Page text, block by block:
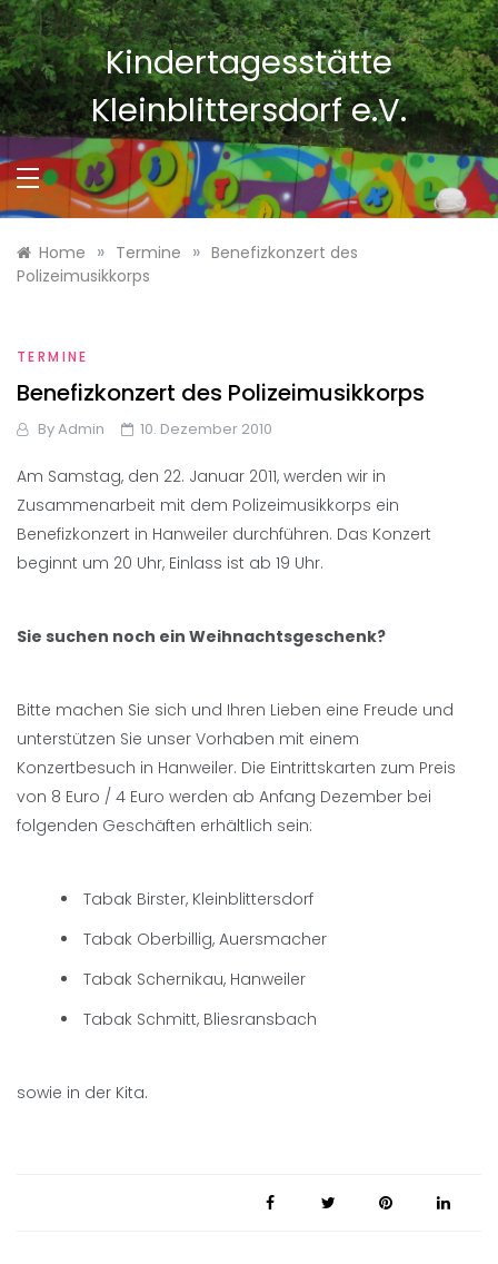
Skip
to
content
Kindertagesstätte
Kleinblittersdorf e.V.
Home » Termine » Benefizkonzert des
Polizeimusikkorps
TERMINE
Benefizkonzert des Polizeimusikkorps
ByAdmin 10. Dezember 2010
Am Samstag, den 22. Januar 2011, werden wir in
Zusammenarbeit mit dem Polizeimusikkorps ein
Benefizkonzert in Hanweiler durchführen. Das Konzert
beginnt um 20 Uhr, Einlass ist ab 19 Uhr.
Sie suchen noch ein Weihnachtsgeschenk?
Bitte machen Sie sich und Ihren Lieben eine Freude und
unterstützen Sie unser Vorhaben mit einem
Konzertbesuch in Hanweiler. Die Eintrittskarten zum Preis
von 8 Euro / 4 Euro werden ab Anfang Dezember bei
folgenden Geschäften erhältlich sein:
Tabak Birster, Kleinblittersdorf
Tabak Oberbillig, Auersmacher
Tabak Schernikau, Hanweiler
Tabak Schmitt, Bliesransbach
sowie in der Kita.